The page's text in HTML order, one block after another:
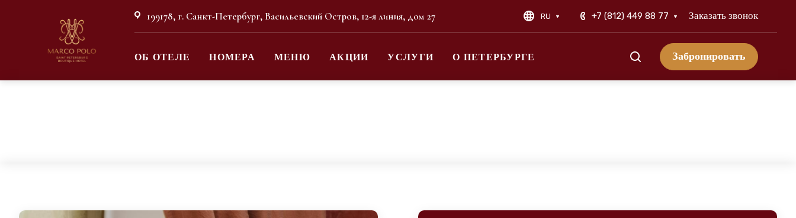
199178, г. Санкт-Петербург, Васильевский Остров, 12-я линия, дом 27 RU +7 (812) 449 88 77 Заказать звонок
ОБ ОТЕЛЕ НОМЕРА МЕНЮ АКЦИИ УСЛУГИ О ПЕТЕРБУРГЕ Забронировать